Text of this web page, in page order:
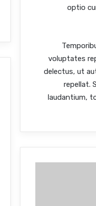
optio
voluptates
delectus, ut
repellat.
laudantium,